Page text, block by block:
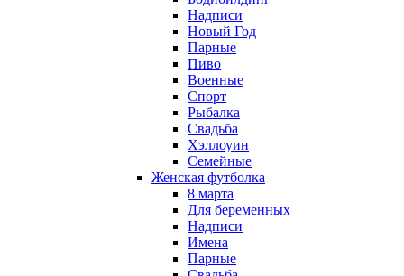
Надписи
Новый Год
Парные
Пиво
Военные
Спорт
Рыбалка
Свадьба
Хэллоуин
Семейные
Женская футболка
8 марта
Для беременных
Надписи
Имена
Парные